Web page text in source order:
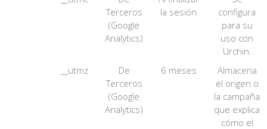
Terceros
(Google
Analytics)
la sesión
configura
para su
uso con
Urchin.
__utmz
De
Terceros
(Google
Analytics)
6 meses
Almacena
el origen o
la campaña
que explica
cómo el